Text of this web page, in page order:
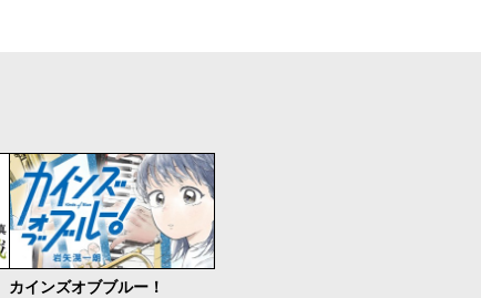
カインズオブブルー！